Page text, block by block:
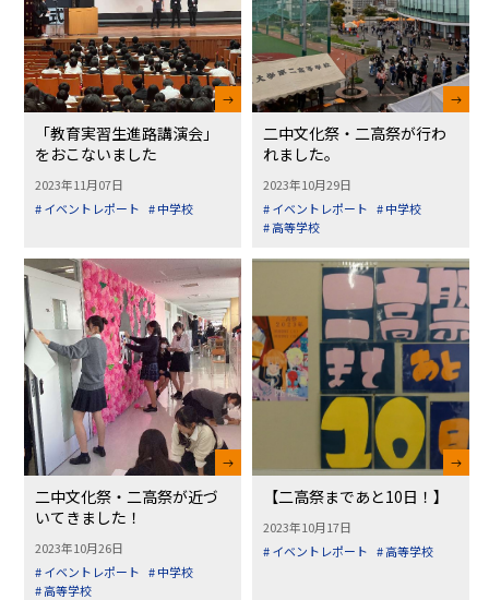
「教育実習生進路講演会」
をおこないました
2023年11月07日
# イベントレポート # 中学校
二中文化祭・二高祭が行わ
れました。
2023年10月29日
# イベントレポート # 中学校
# 高等学校
二中文化祭・二高祭が近づ
いてきました！
2023年10月26日
# イベントレポート # 中学校
# 高等学校
【二高祭まであと10日！】
2023年10月17日
# イベントレポート # 高等学校